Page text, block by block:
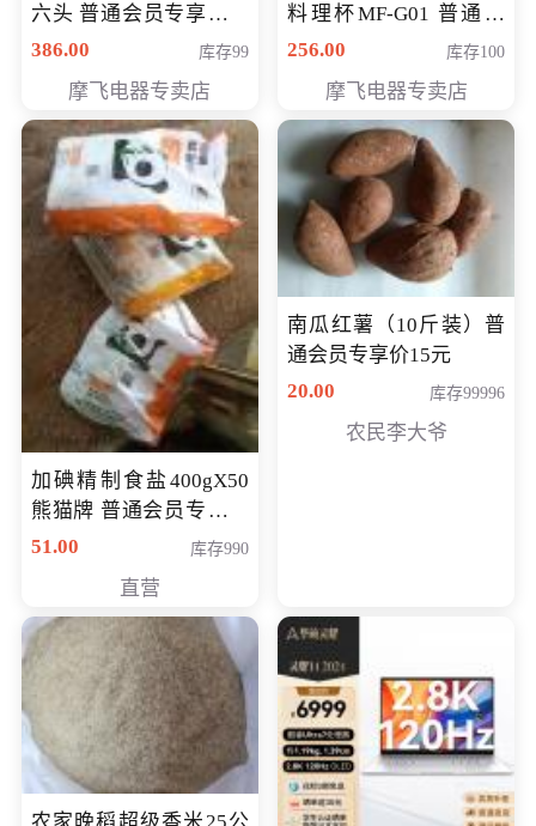
六头 普通会员专享价格
199元
386.00 库存99
摩飞电器专卖店
料理杯MF-G01 普通会
员专享价格118元
256.00 库存100
摩飞电器专卖店
加碘精制食盐400gX50
熊猫牌 普通会员专享价
格50元
51.00 库存990
直营
南瓜红薯（10斤装）普
通会员专享价15元
20.00
库存99996
农民李大爷